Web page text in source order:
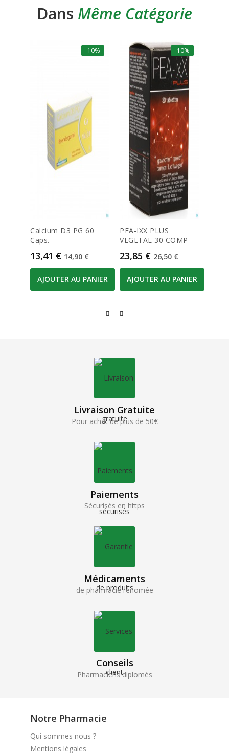
Dans Même Catégorie
-10%
Calcium D3 PG 60
Caps.
Prix
13,41 € Prix de base
14,90 €
AJOUTER AU PANIER
-10%
PEA-IXX PLUS
VEGETAL 30 COMP
Prix
23,85 € Prix de base
26,50 €
AJOUTER AU PANIER
Livraison Gratuite
Pour achat de plus de 50€
Paiements
Sécurisés en https
Médicaments
de pharmacie renomée
Conseils
Pharmaciens diplomés
Notre Pharmacie
Qui sommes nous ?
Mentions légales